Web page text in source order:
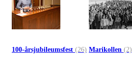
100-årsjubileumsfest (26) Marikollen (2)